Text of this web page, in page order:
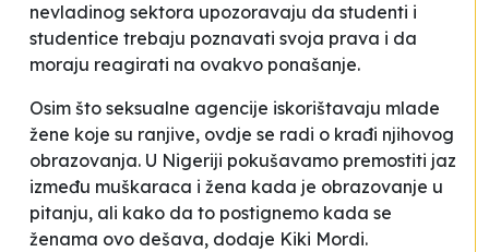
nevladinog sektora upozoravaju da studenti i
studentice trebaju poznavati svoja prava i da
moraju reagirati na ovakvo ponašanje.
Osim što seksualne agencije iskorištavaju mlade
žene koje su ranjive, ovdje se radi o krađi njihovog
obrazovanja. U Nigeriji pokušavamo premostiti jaz
između muškaraca i žena kada je obrazovanje u
pitanju, ali kako da to postignemo kada se
ženama ovo dešava, dodaje Kiki Mordi.